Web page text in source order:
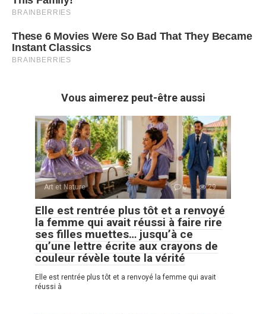
Vous aimerez peut-être aussi
Art et Nature 0 29
Elle est rentrée plus tôt et a renvoyé
la femme qui avait réussi à faire rire
ses filles muettes… jusqu’à ce
qu’une lettre écrite aux crayons de
couleur révèle toute la vérité
Elle est rentrée plus tôt et a renvoyé la femme qui avait
réussi à